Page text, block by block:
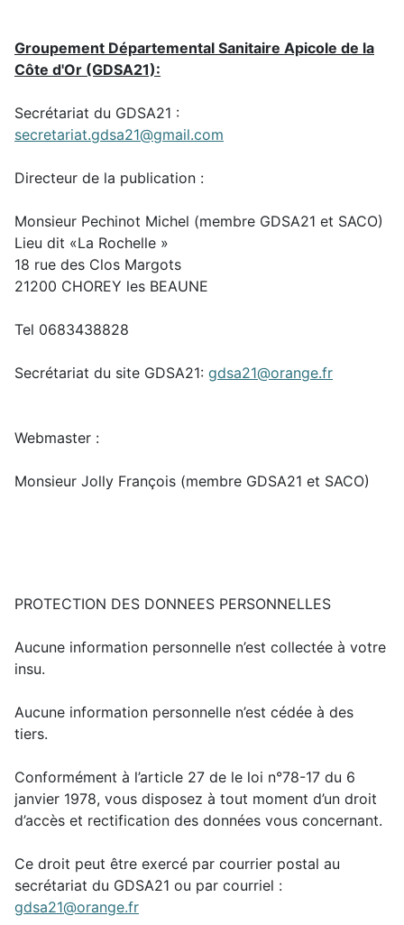
Groupement Départemental Sanitaire Apicole de la
Côte d'Or (GDSA21):
Secrétariat du GDSA21 :
secretariat.gdsa21@gmail.com
Directeur de la publication :
Monsieur Pechinot Michel (membre GDSA21 et SACO)
Lieu dit «La Rochelle »
18 rue des Clos Margots
21200 CHOREY les BEAUNE
Tel 0683438828
Secrétariat du site GDSA21: gdsa21@orange.fr
Webmaster :
Monsieur Jolly François (membre GDSA21 et SACO)
PROTECTION DES DONNEES PERSONNELLES
Aucune information personnelle n’est collectée à votre
insu.
Aucune information personnelle n’est cédée à des
tiers.
Conformément à l’article 27 de le loi n°78-17 du 6
janvier 1978, vous disposez à tout moment d’un droit
d’accès et rectification des données vous concernant.
Ce droit peut être exercé par courrier postal au
secrétariat du GDSA21 ou par courriel :
gdsa21@orange.fr